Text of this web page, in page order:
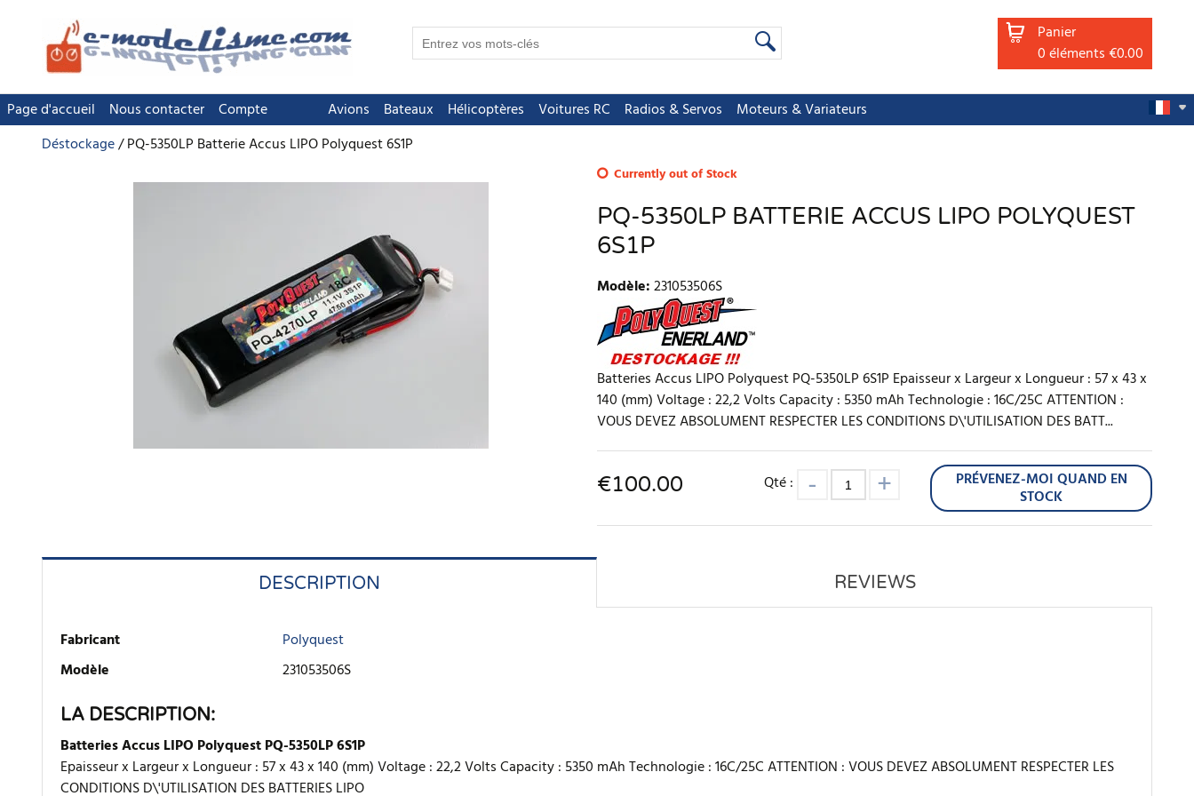
Panier
0éléments€0.00
Page d'accueil Nous contacter Compte Avions Bateaux Hélicoptères Voitures RC Radios & Servos
Moteurs & Variateurs
Déstockage PQ-5350LP Batterie Accus LIPO Polyquest 6S1P
Currently out of Stock
PQ-5350LP BATTERIE ACCUS LIPO POLYQUEST
6S1P
Modèle:231053506S
Batteries Accus LIPO Polyquest PQ-5350LP 6S1P Epaisseur x Largeur x Longueur : 57 x 43 x
140 (mm) Voltage : 22,2 Volts Capacity : 5350 mAh Technologie : 16C/25C ATTENTION :
VOUS DEVEZ ABSOLUMENT RESPECTER LES CONDITIONS D\'UTILISATION DES BATT...
€100.00 Qté : PRÉVENEZ-MOI QUAND EN
STOCK
DESCRIPTION REVIEWS
Fabricant
Polyquest
Modèle
231053506S
LA DESCRIPTION:
Batteries Accus LIPO Polyquest PQ-5350LP 6S1P
Epaisseur x Largeur x Longueur : 57 x 43 x 140 (mm) Voltage : 22,2 Volts Capacity : 5350 mAh Technologie : 16C/25C ATTENTION : VOUS DEVEZ ABSOLUMENT RESPECTER LES
CONDITIONS D\'UTILISATION DES BATTERIES LIPO